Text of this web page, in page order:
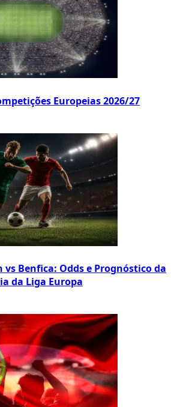
Europeias 2026/27
vs Benfica: Odds e Prognóstico da
da Liga Europa